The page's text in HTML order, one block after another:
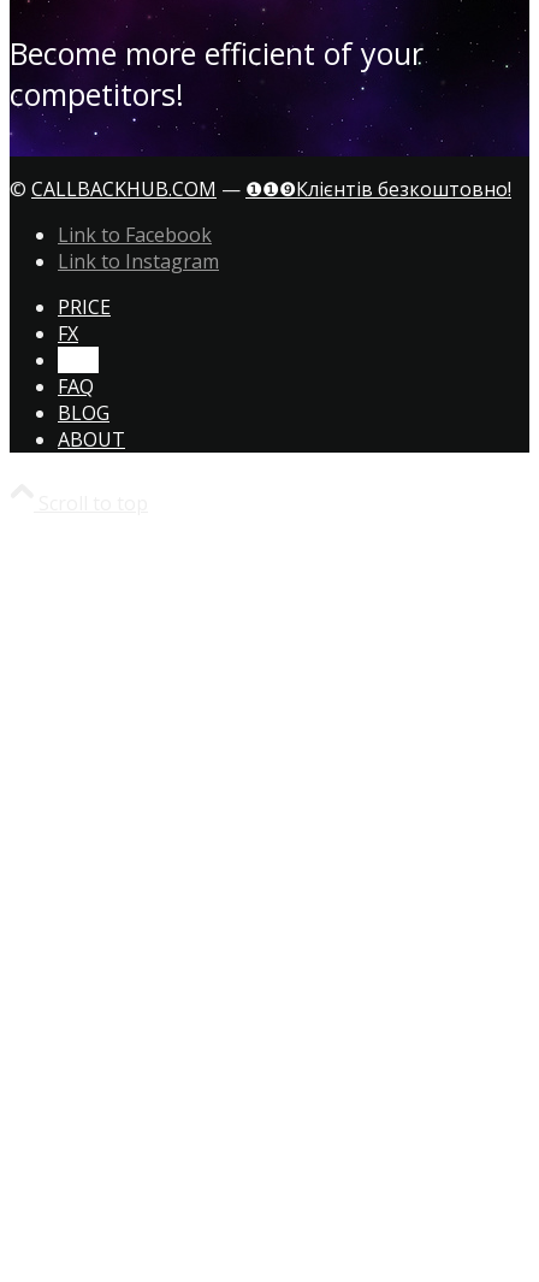
Become more efficient of your
competitors!
© CALLBACKHUB.COM — ❶❶❾Клієнтів безкоштовно!
Link to Facebook
Link to Instagram
PRICE
FX
FAQ
BLOG
ABOUT